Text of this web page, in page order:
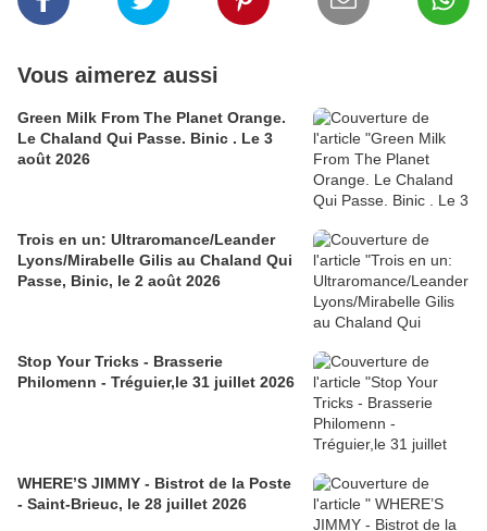
Vous aimerez aussi
Green Milk From The Planet Orange.
Le Chaland Qui Passe. Binic . Le 3
août 2026
Trois en un: Ultraromance/Leander
Lyons/Mirabelle Gilis au Chaland Qui
Passe, Binic, le 2 août 2026
Stop Your Tricks - Brasserie
Philomenn - Tréguier,le 31 juillet 2026
WHERE’S JIMMY - Bistrot de la Poste
- Saint-Brieuc, le 28 juillet 2026